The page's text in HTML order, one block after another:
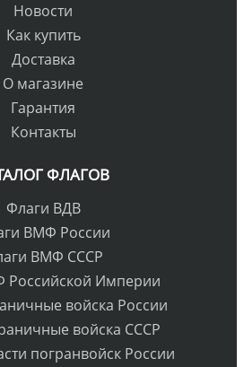
Новости
Как купить
Доставка
О магазине
Гарантия
Контакты
ФЛАГОВ
Флаги ВДВ
ВМФ России
ВМФ СССР
Российской Империи
войска России
войска СССР
погранвойск России